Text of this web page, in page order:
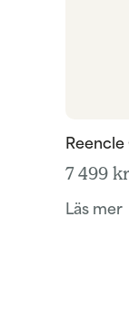
7 499
Läs mer